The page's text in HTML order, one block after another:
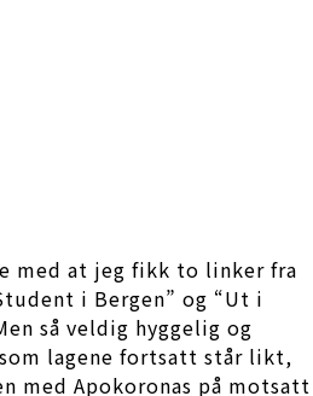
med at jeg fikk to linker fra
i Bergen” og “Ut i
så veldig hyggelig og
lagene fortsatt står likt,
med Apokoronas på motsatt